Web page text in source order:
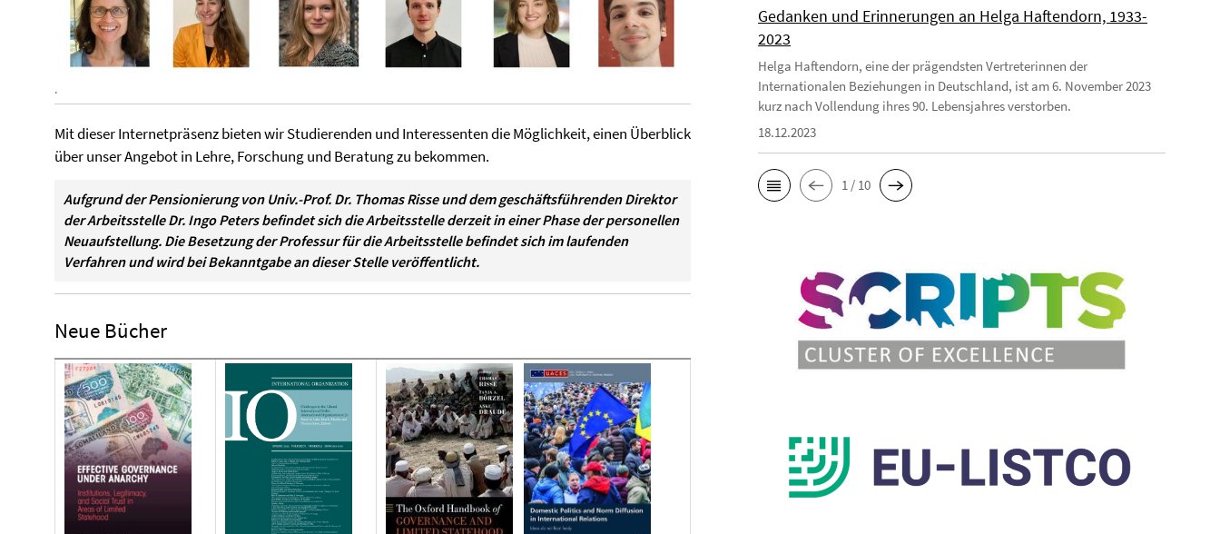
.
Mit dieser Internetpräsenz bieten wir Studierenden und Interessenten die Möglichkeit, einen Überblick
über unser Angebot in Lehre, Forschung und Beratung zu bekommen.
Aufgrund der Pensionierung von Univ.-Prof. Dr. Thomas Risse und dem geschäftsführenden Direktor
der Arbeitsstelle Dr. Ingo Peters befindet sich die Arbeitsstelle derzeit in einer Phase der personellen
Neuaufstellung. Die Besetzung der Professur für die Arbeitsstelle befindet sich im laufenden
Verfahren und wird bei Bekanntgabe an dieser Stelle veröffentlicht.
Neue Bücher
Gedanken und Erinnerungen an Helga Haftendorn, 1933-
2023
Helga Haftendorn, eine der prägendsten Vertreterinnen der
Internationalen Beziehungen in Deutschland, ist am 6. November 2023
kurz nach Vollendung ihres 90. Lebensjahres verstorben.
18.12.2023
1 / 10